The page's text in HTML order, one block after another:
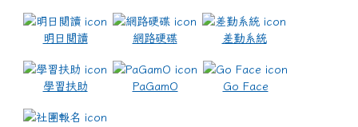
明日閱讀 網路硬碟 差勤系統
學習扶助 PaGamO Go Face